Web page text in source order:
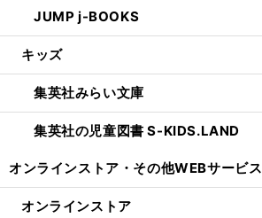
JUMP j-BOOKS
キッズ
集英社みらい文庫
集英社の児童図書 S-KIDS.LAND
オンラインストア・ その他WEBサービス
オンラインストア